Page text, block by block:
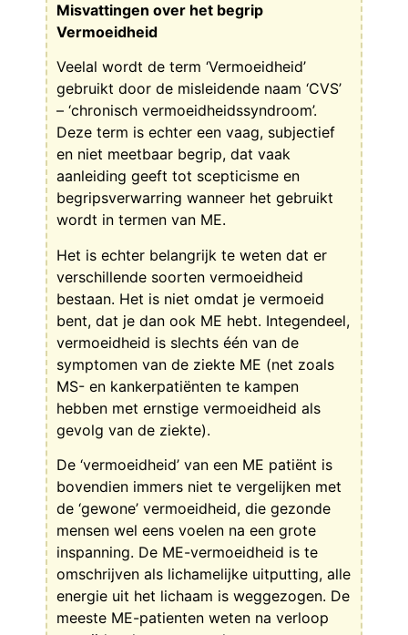
Misvattingen over het begrip
Vermoeidheid
Veelal wordt de term ‘Vermoeidheid’
gebruikt door de misleidende naam ‘CVS’
– ‘chronisch vermoeidheidssyndroom’.
Deze term is echter een vaag, subjectief
en niet meetbaar begrip, dat vaak
aanleiding geeft tot scepticisme en
begripsverwarring wanneer het gebruikt
wordt in termen van ME.
Het is echter belangrijk te weten dat er
verschillende soorten vermoeidheid
bestaan. Het is niet omdat je vermoeid
bent, dat je dan ook ME hebt. Integendeel,
vermoeidheid is slechts één van de
symptomen van de ziekte ME (net zoals
MS- en kankerpatiënten te kampen
hebben met ernstige vermoeidheid als
gevolg van de ziekte).
De ‘vermoeidheid’ van een ME patiënt is
bovendien immers niet te vergelijken met
de ‘gewone’ vermoeidheid, die gezonde
mensen wel eens voelen na een grote
inspanning. De ME-vermoeidheid is te
omschrijven als lichamelijke uitputting, alle
energie uit het lichaam is weggezogen. De
meeste ME-patienten weten na verloop